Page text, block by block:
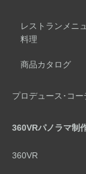
レストランメニ
料理
商品カタログ
プロデュース･コー
360VRパノラマ制
360VR